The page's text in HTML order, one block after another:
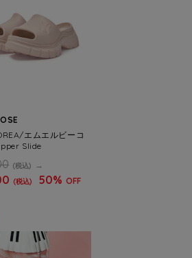
エムエルビーコ
Slide
(税込)
(税込) 50% OFF